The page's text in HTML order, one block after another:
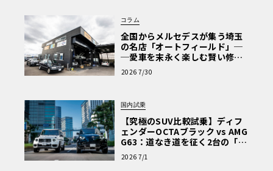
コラム
全国からメルセデスが集う埼玉
の名店「オートフィールド」─
─愛車を末永く楽しむ賢い修理
術と、プロがフックス製オイル
を選ぶ理由〈PR〉
2026 7/30
国内試乗
【究極のSUV比較試乗】ディフ
ェンダーOCTAブラック vs AMG
G63：道なき道を征く2台の「対
極的アプローチ」
2026 7/1